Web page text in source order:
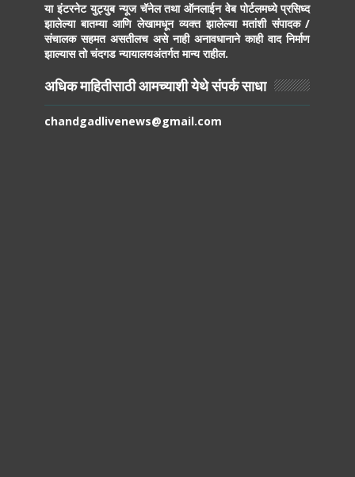
या इंटरनेट युट्युब न्यूज चॅनेल तथा ऑनलाईन वेब पोर्टलमध्ये प्रसिध्द
झालेल्या बातम्या आणि लेखामधून व्यक्त झालेल्या मतांशी संपादक /
संचालक सहमत असतीलच असे नाही अनावधानाने काही वाद निर्माण
झाल्यास तो चंदगड न्यायालयअंतर्गत मान्य राहील.
अधिक माहितीसाठी आमच्याशी येथे संपर्क साधा
chandgadlivenews@gmail.com